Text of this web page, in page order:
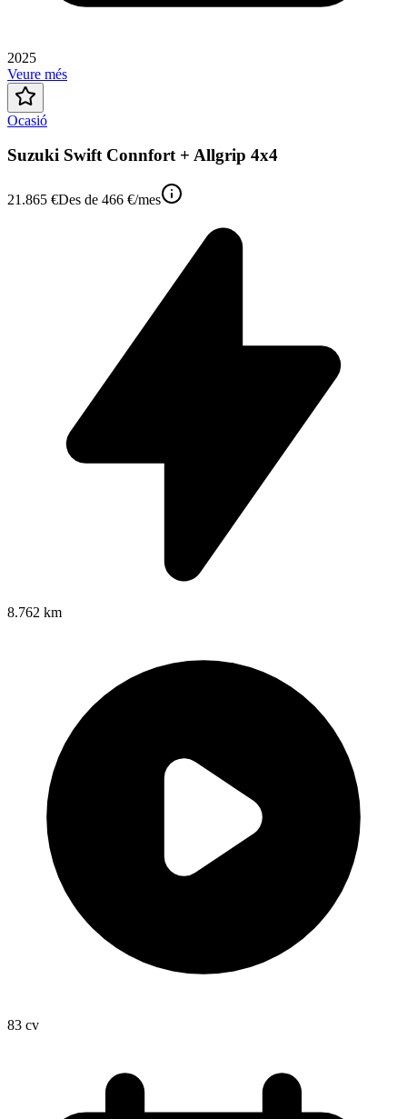
2025
Veure més
Ocasió
Suzuki Swift Connfort + Allgrip 4x4
21.865 €Des de 466 €/mes
8.762 km
83 cv